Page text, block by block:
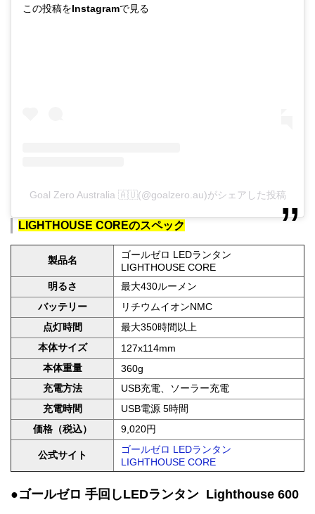
この投稿をInstagramで見る
Goal Zero Australia 🇦🇺(@goalzero.au)がシェアした投稿
LIGHTHOUSE COREのスペック
製品名
ゴールゼロ LEDランタン
LIGHTHOUSE CORE
明るさ
最大430ルーメン
バッテリー
リチウムイオンNMC
点灯時間
最大350時間以上
本体サイズ
127x114mm
本体重量
360g
充電方法
USB充電、ソーラー充電
充電時間
USB電源 5時間
価格（税込）
9,020円
公式サイト
ゴールゼロ LEDランタン
LIGHTHOUSE CORE
●ゴールゼロ 手回しLEDランタン Lighthouse 600